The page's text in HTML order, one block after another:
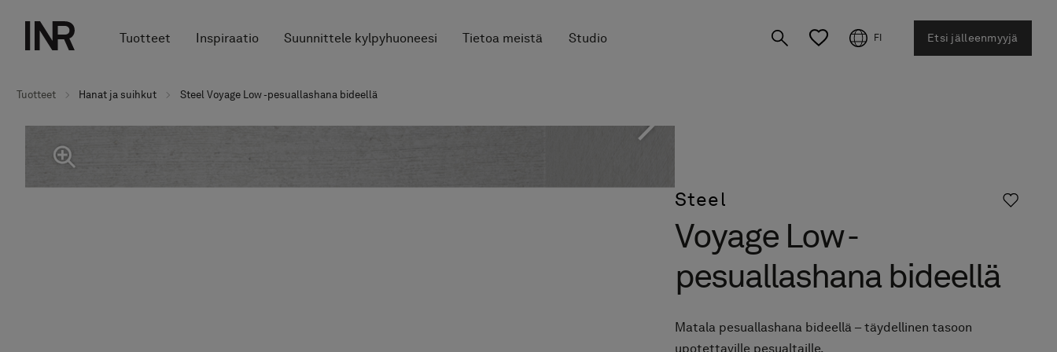
Tuotteet Inspiraatio Suunnittele kylpyhuoneesi Tietoa meistä Studio FI Etsi jälleenmyyjä
Tuotteet Hanat ja suihkut Steel Voyage Low -pesuallashana bideellä
Steel
Voyage Low -
pesuallashana bideellä
Matala pesuallashana bideellä – täydellinen tasoon
upotettaville pesualtaille.